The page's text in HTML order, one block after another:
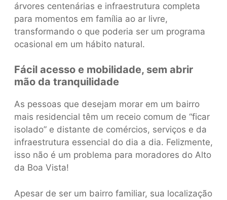
árvores centenárias e infraestrutura completa
para momentos em família ao ar livre,
transformando o que poderia ser um programa
ocasional em um hábito natural.
Fácil acesso e mobilidade, sem abrir
mão da tranquilidade
As pessoas que desejam morar em um bairro
mais residencial têm um receio comum de “ficar
isolado” e distante de comércios, serviços e da
infraestrutura essencial do dia a dia. Felizmente,
isso não é um problema para moradores do Alto
da Boa Vista!
Apesar de ser um bairro familiar, sua localização